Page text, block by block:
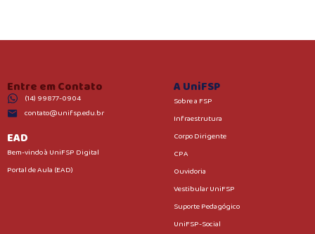
Entre em Contato
(14) 99877-0904
contato@unifsp.edu.br
EAD
Bem-vindo à UniFSP Digital
Portal de Aula (EAD)
A UniFSP
Sobre a FSP
Infraestrutura
Corpo Dirigente
CPA
Ouvidoria
Vestibular UniFSP
Suporte Pedagógico
UniFSP-Social